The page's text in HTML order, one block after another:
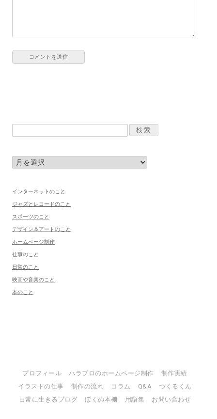
インターネットのこと
ジャズとレコードのこと
スポーツのこと
デザイン＆アートのこと
ホームページ制作
仕事のこと
日常のこと
映画や音楽のこと
本のこと
プロフィール ハラプロのホームページ制作
制作実績
イラストの仕事
制作の流れ コラム Q&A
つくるくん
日常に生きるブログ
ぼくの本棚 用語集 お問い合わせ